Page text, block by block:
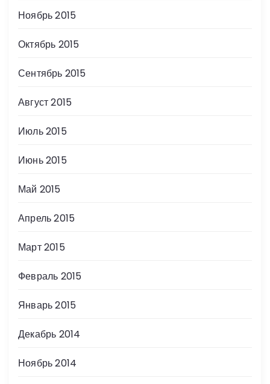
Ноябрь 2015
Октябрь 2015
Сентябрь 2015
Август 2015
Июль 2015
Июнь 2015
Май 2015
Апрель 2015
Март 2015
Февраль 2015
Январь 2015
Декабрь 2014
Ноябрь 2014